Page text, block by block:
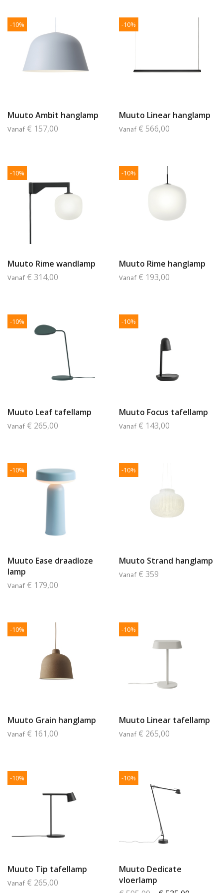
-10%
Muuto Ambit hanglamp
Vanaf € 157,00
-10%
Muuto Linear hanglamp
Vanaf € 566,00
-10%
Muuto Rime wandlamp
Vanaf € 314,00
-10%
Muuto Rime hanglamp
Vanaf € 193,00
-10%
Muuto Leaf tafellamp
Vanaf € 265,00
-10%
Muuto Focus tafellamp
Vanaf € 143,00
-10%
Muuto Ease draadloze
lamp
Vanaf € 179,00
-10%
Muuto Strand hanglamp
Vanaf € 359
-10%
Muuto Grain hanglamp
Vanaf € 161,00
-10%
Muuto Linear tafellamp
Vanaf € 265,00
-10%
Muuto Tip tafellamp
Vanaf € 265,00
-10%
Muuto Dedicate
vloerlamp